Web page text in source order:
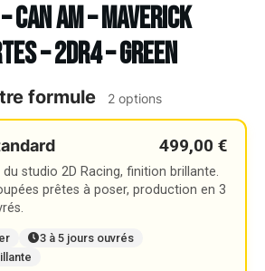
AM – MAVERICK
– 2DR4 – GREEN
formule 2 options
499,00 €
du studio 2D Racing, finition brillante.
prêtes à poser, production en 3
3 à 5 jours ouvrés